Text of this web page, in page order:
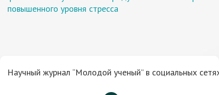
повышенного уровня стресса
Научный журнал “Молодой ученый” в социальных